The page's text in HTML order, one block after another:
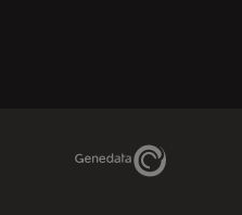
Genedata Link